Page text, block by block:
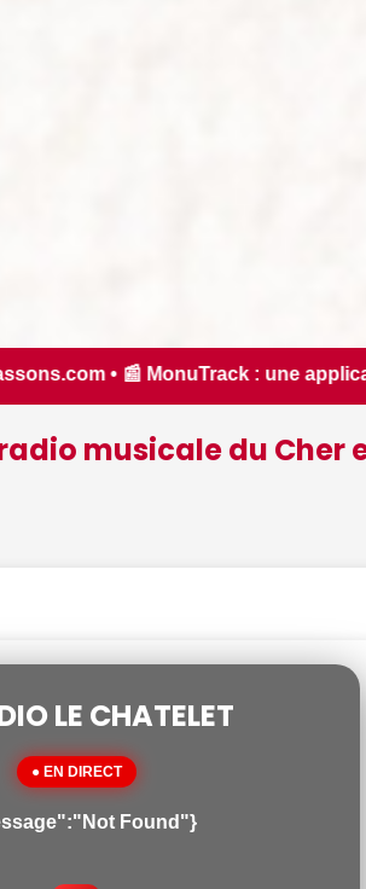
Berrichon, bien pratique
musicale du Cher
LE CHATELET
● EN DIRECT
Found"}